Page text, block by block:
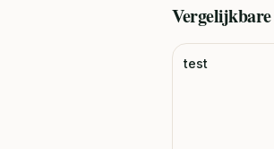
Vergelijkbare
test